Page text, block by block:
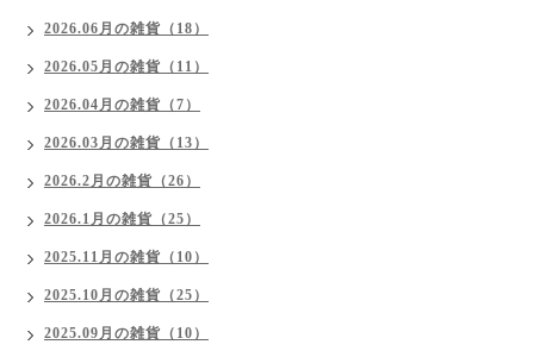
2026.06月の雑貨（18）
2026.05月の雑貨（11）
2026.04月の雑貨（7）
2026.03月の雑貨（13）
2026.2月の雑貨（26）
2026.1月の雑貨（25）
2025.11月の雑貨（10）
2025.10月の雑貨（25）
2025.09月の雑貨（10）